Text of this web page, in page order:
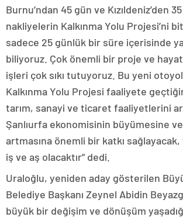
Burnu’ndan 45 gün ve Kızıldeniz’den
nakliyelerin Kalkınma Yolu Projesi’ni
sadece 25 günlük bir süre içerisinde
biliyoruz. Çok önemli bir proje ve
işleri çok sıkı tutuyoruz. Bu yeni
Kalkınma Yolu Projesi faaliyete
tarım, sanayi ve ticaret faaliyetlerini
Şanlıurfa ekonomisinin büyümesine
artmasına önemli bir katkı sağlayacak,
iş ve aş olacaktır” dedi.
Uraloğlu, yeniden aday gösterilen
Belediye Başkanı Zeynel Abidin
büyük bir değişim ve dönüşüm